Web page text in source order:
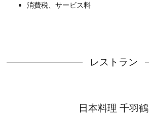
消費税、サービス料
レストラン
日本料理 千羽鶴